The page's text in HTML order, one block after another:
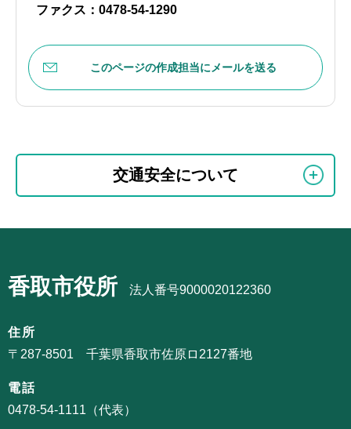
ファクス：0478-54-1290
このページの作成担当にメールを送る
こ
ビ
ー
シ
ン
こ
こ
か
交通安全について
ナ
ゲ
ー
ョ
ン
香取市役所 法人番号9000020122360
住所
〒287-8501 千葉県香取市佐原ロ2127番地
電話
0478-54-1111（代表）